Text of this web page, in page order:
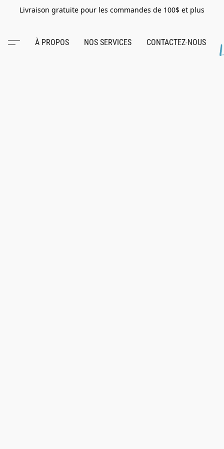
Livraison gratuite pour les commandes de 100$ et plus
À PROPOS NOS SERVICES CONTACTEZ-NOUS